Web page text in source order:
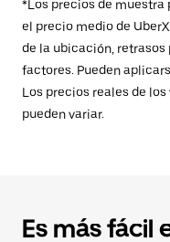
*Los precios de
el precio medio de
de la ubicación,
factores. Pueden
Los precios reales de
pueden variar.
Es más fácil